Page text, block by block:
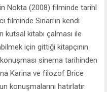
Nokta (2008) filminde tarihî
filminde Sinan’ın kendi
kutsal kitabı çalması ile
için gittiği kitapçının
sinema tarihinden
Karina ve filozof Brice
konuşmalarını hatırlatır.